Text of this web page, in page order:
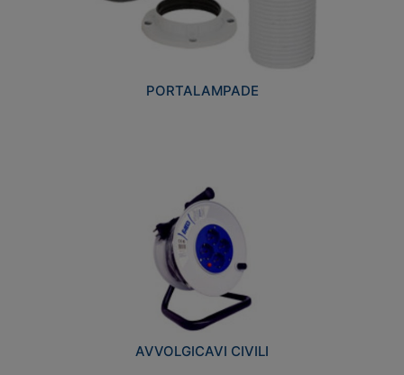
PORTALAMPADE
AVVOLGICAVI CIVILI